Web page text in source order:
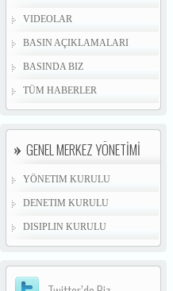
VIDEOLAR
BASIN AÇIKLAMALARI
BASINDA BIZ
TÜM HABERLER
GENEL MERKEZ YÖNETİMİ
YÖNETIM KURULU
DENETIM KURULU
DISIPLIN KURULU